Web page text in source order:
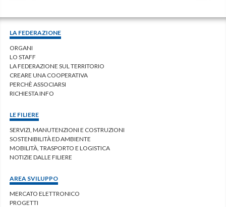
LA FEDERAZIONE
ORGANI
LO STAFF
LA FEDERAZIONE SUL TERRITORIO
CREARE UNA COOPERATIVA
PERCHÈ ASSOCIARSI
RICHIESTA INFO
LE FILIERE
SERVIZI, MANUTENZIONI E COSTRUZIONI
SOSTENIBILITÀ ED AMBIENTE
MOBILITÀ, TRASPORTO E LOGISTICA
NOTIZIE DALLE FILIERE
AREA SVILUPPO
MERCATO ELETTRONICO
PROGETTI